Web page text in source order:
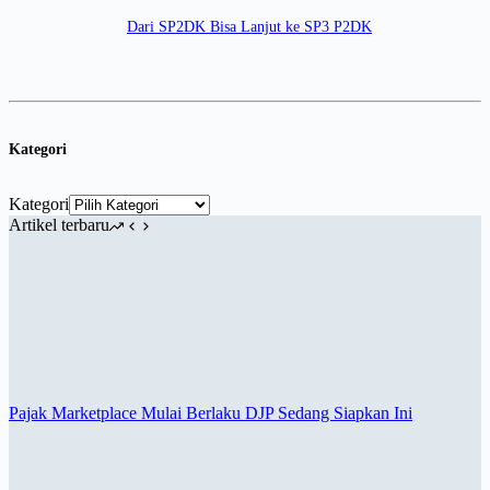
Dari SP2DK Bisa Lanjut ke SP3 P2DK
Kategori
Kategori
Artikel terbaru
Pajak Marketplace Mulai Berlaku DJP Sedang Siapkan Ini